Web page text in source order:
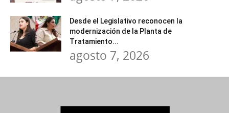
Desde el Legislativo reconocen la
modernización de la Planta de
Tratamiento...
agosto 7, 2026